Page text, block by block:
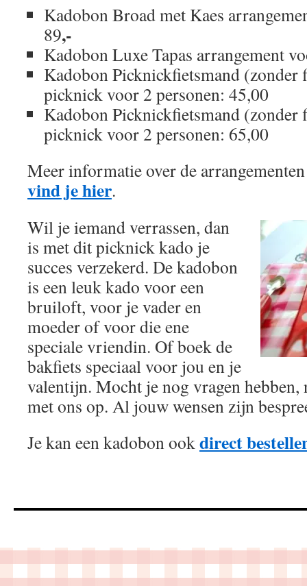
Kadobon Broad met Kaes
89,-
Kadobon Luxe Tapas arrangement
Kadobon Picknickfietsmand (zonder
picknick voor 2 personen: 45,00
Kadobon Picknickfietsmand (zonder
picknick voor 2 personen: 65,00
Meer informatie over de
vind je hier.
Wil je iemand verrassen, dan
is met dit picknick kado je
succes verzekerd. De kadobon
is een leuk kado voor een
bruiloft, voor je vader en
moeder of voor die ene
speciale vriendin. Of boek de
bakfiets speciaal voor jou en je
valentijn. Mocht je nog vragen hebben,
met ons op. Al jouw wensen zijn
Je kan een kadobon ookdirect